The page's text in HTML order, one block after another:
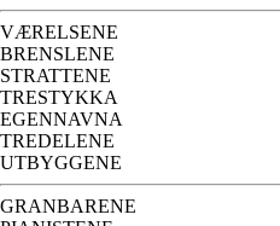
VÆRELSENE
BRENSLENE
STRATTENE
TRESTYKKA
EGENNAVNA
TREDELENE
UTBYGGENE
GRANBARENE